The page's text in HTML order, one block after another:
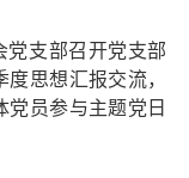
党支部召开党支部
思想汇报交流，
员参与主题党日